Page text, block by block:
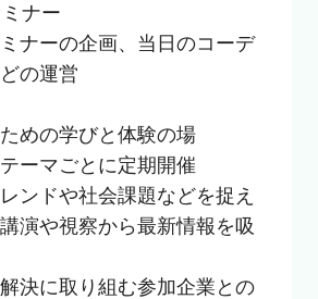
ナー
ナーの企画、当日のコーデ
の運営
めの学びと体験の場
ーマごとに定期開催
ンドや社会課題などを捉え
演や視察から最新情報を吸
決に取り組む参加企業との